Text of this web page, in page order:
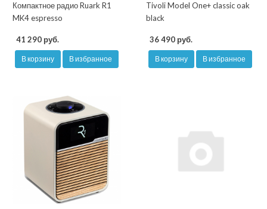
Компактное радио Ruark R1
MK4 espresso
41 290 руб.
В корзину В избранное
Tivoli Model One+ classic oak
black
36 490 руб.
В корзину В избранное